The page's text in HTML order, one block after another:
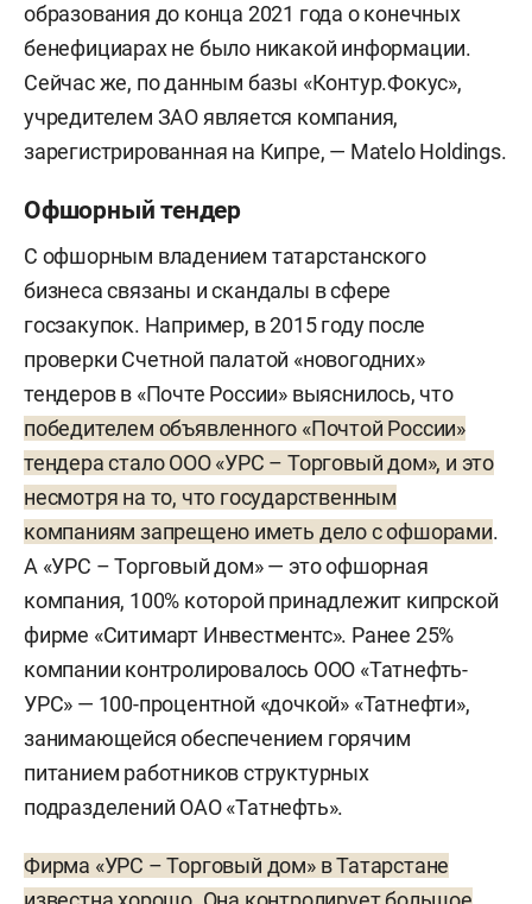
образования до конца 2021 года о конечных
бенефициарах не было никакой информации.
Сейчас же, по данным базы «Контур.Фокус»,
учредителем ЗАО является компания,
зарегистрированная на Кипре, — Matelo Holdings.
Офшорный тендер
С офшорным владением татарстанского
бизнеса связаны и скандалы в сфере
госзакупок. Например, в 2015 году после
проверки Счетной палатой «новогодних»
тендеров в «Почте России» выяснилось, что
победителем объявленного «Почтой России»
тендера стало ООО «УРС – Торговый дом», и это
несмотря на то, что государственным
компаниям запрещено иметь дело с офшорами.
А «УРС – Торговый дом» — это офшорная
компания, 100% которой принадлежит кипрской
фирме «Ситимарт Инвестментс». Ранее 25%
компании контролировалось ООО «Татнефть-
УРС» — 100-процентной «дочкой» «Татнефти»,
занимающейся обеспечением горячим
питанием работников структурных
подразделений ОАО «Татнефть».
Фирма «УРС – Торговый дом» в Татарстане